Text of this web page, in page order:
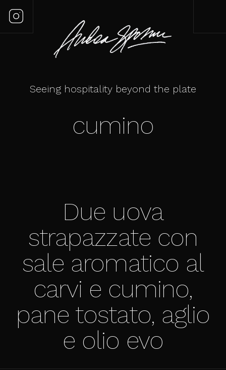
Seeing hospitality beyond the plate
cumino
Due uova
strapazzate con
sale aromatico al
carvi e cumino,
pane tostato, aglio
e olio evo